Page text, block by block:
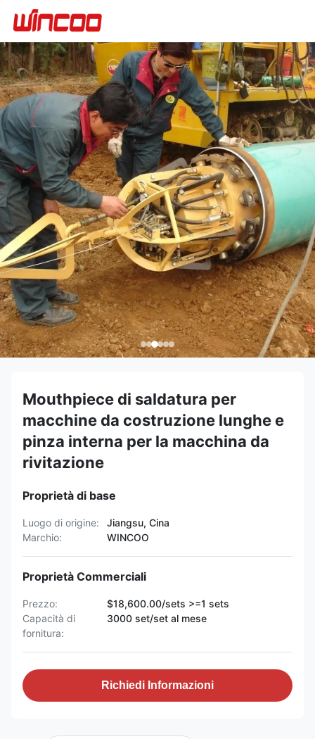
Mouthpiece di saldatura per
macchine da costruzione lunghe e
pinza interna per la macchina da
rivitazione
Proprietà di base
Luogo di origine:
Jiangsu, Cina
Marchio:
WINCOO
Proprietà Commerciali
Prezzo:
$18,600.00/sets >=1 sets
Capacità di
fornitura:
3000 set/set al mese
Richiedi Informazioni